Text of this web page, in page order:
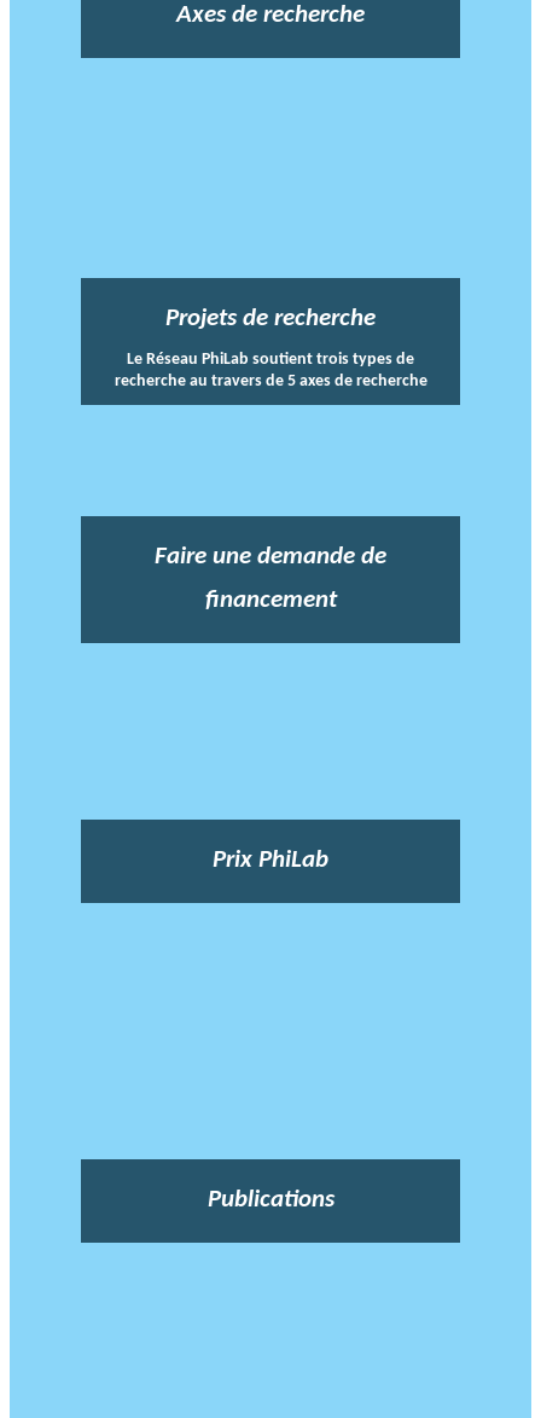
Axes de recherche
Projets de recherche
Le Réseau PhiLab soutient trois types de
recherche au travers de 5 axes de recherche
Faire une demande de
financement
Prix PhiLab
Publications